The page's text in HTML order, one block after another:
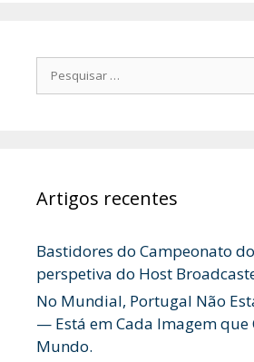
Pesquisar
por:
Artigos recentes
Bastidores do Campeonato
perspetiva do Host
No Mundial, Portugal Não
— Está em Cada Imagem que
Mundo.